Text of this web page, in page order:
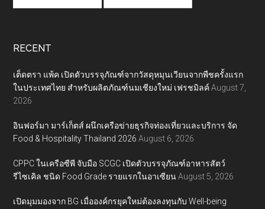
RECENT
เต็ดตรา แพ้ค เปิดตัวบรรจุภัณฑ์จากวัสดุหมุนเวียนจากพืชครั้งแรก
ในประเทศไทย สำหรับผลิตภัณฑ์นมเชียงใหม่ เฟรชมิลค์ August 7,
2026
อินฟอร์มา มาร์เก็ตส์ ผนึกเครือข่ายธุรกิจท่องเที่ยวและบริการ จัด
Food & Hospitality Thailand 2026 August 6, 2026
CPPC ในเครือซีพี จับมือ SCGC เปิดตัวบรรจุภัณฑ์อาหารสัตว์
รีไซเคิล ชนิด Food Grade รายแรกในอาเซียน August 5, 2026
เปิดมุมมองจาก BG เมื่อองค์กรยุคใหม่ต้องลงทุนกับ Well-being